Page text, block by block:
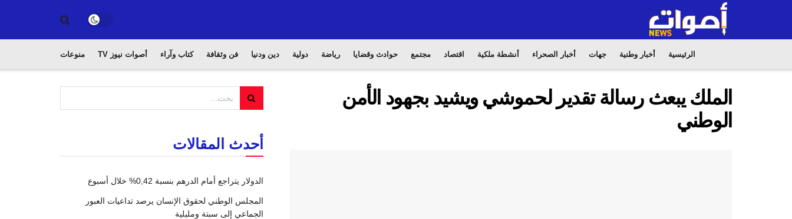
الرئيسية أخبار وطنية جهات أخبار الصحراء أنشطة ملكية اقتصاد مجتمع حوادث وقضايا رياضة دولية دين ودنيا فن وثقافة كتاب وآراء أصوات نيوز TV منوعات
الملك يبعث رسالة تقدير لحموشي ويشيد بجهود الأمن
الوطني
أحدث المقالات
الدولار يتراجع أمام الدرهم بنسبة 0,42% خلال أسبوع
المجلس الوطني لحقوق الإنسان يرصد تداعيات العبور
الجماعي إلى سبتة ومليلية